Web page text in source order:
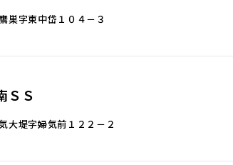
巣字東中岱１０４－３
ＳＳ
大堤字婦気前１２２－２